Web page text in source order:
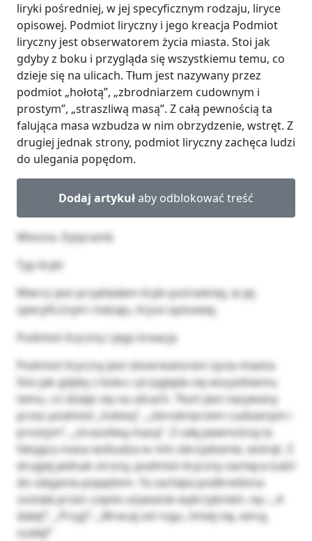
liryki pośredniej, w jej specyficznym rodzaju, liryce
opisowej. Podmiot liryczny i jego kreacja Podmiot
liryczny jest obserwatorem życia miasta. Stoi jak
gdyby z boku i przygląda się wszystkiemu temu, co
dzieje się na ulicach. Tłum jest nazywany przez
podmiot „hołotą”, „zbrodniarzem cudownym i
prostym”, „straszliwą masą”. Z całą pewnością ta
falująca masa wzbudza w nim obrzydzenie, wstręt. Z
drugiej jednak strony, podmiot liryczny zachęca ludzi
do ulegania popędom.
Dodaj artykułaby odblokować treść
Wiosna. Dytyramb
Typ liryki
Wiersz jest przykładem liryki pośredniej, w jej
specyficznym rodzaju, liryce opisowej.
Podmiot liryczny i jego kreacja
Podmiot liryczny jest obserwatorem życia miasta.
Stoi jak gdyby z boku i przygląda się wszystkiemu
temu, co dzieje się na ulicach. Tłum jest nazywany
przez podmiot „hołotą”, „zbrodniarzem cudownym i
prostym”, „straszliwą masą”. Z całą pewnością ta
falująca masa wzbudza w nim obrzydzenie, wstręt. Z
drugiej jednak strony, podmiot liryczny zachęca ludzi
do ulegania popędom. Ta zachęta podkreślona
została przez częste używanie wykrzyknień, np.: „A
dalej!”, „Przyj!”, „Wracaj od rogu, śmiej się, wiruj,
szalej!”